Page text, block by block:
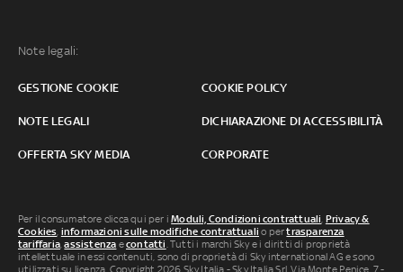
Note legali:
GESTIONE COOKIE COOKIE POLICY
NOTE LEGALI DICHIARAZIONE DI ACCESSIBILITÀ
OFFERTA SKY MEDIA CORPORATE
Per il consumatore clicca qui per iModuli, Condizioni contrattuali, Privacy &
Cookies, informazioni sulle modifiche contrattuali o pertrasparenza
tariffaria,assistenza econtatti. Tutti i marchi Sky e i diritti di proprietà
intellettuale in essi contenuti, sono di proprietà di Sky international AG e sono
utilizzati su licenza. Copyright 2026 Sky Italia - Sky Italia Srl Via Monte Penice, 7 -